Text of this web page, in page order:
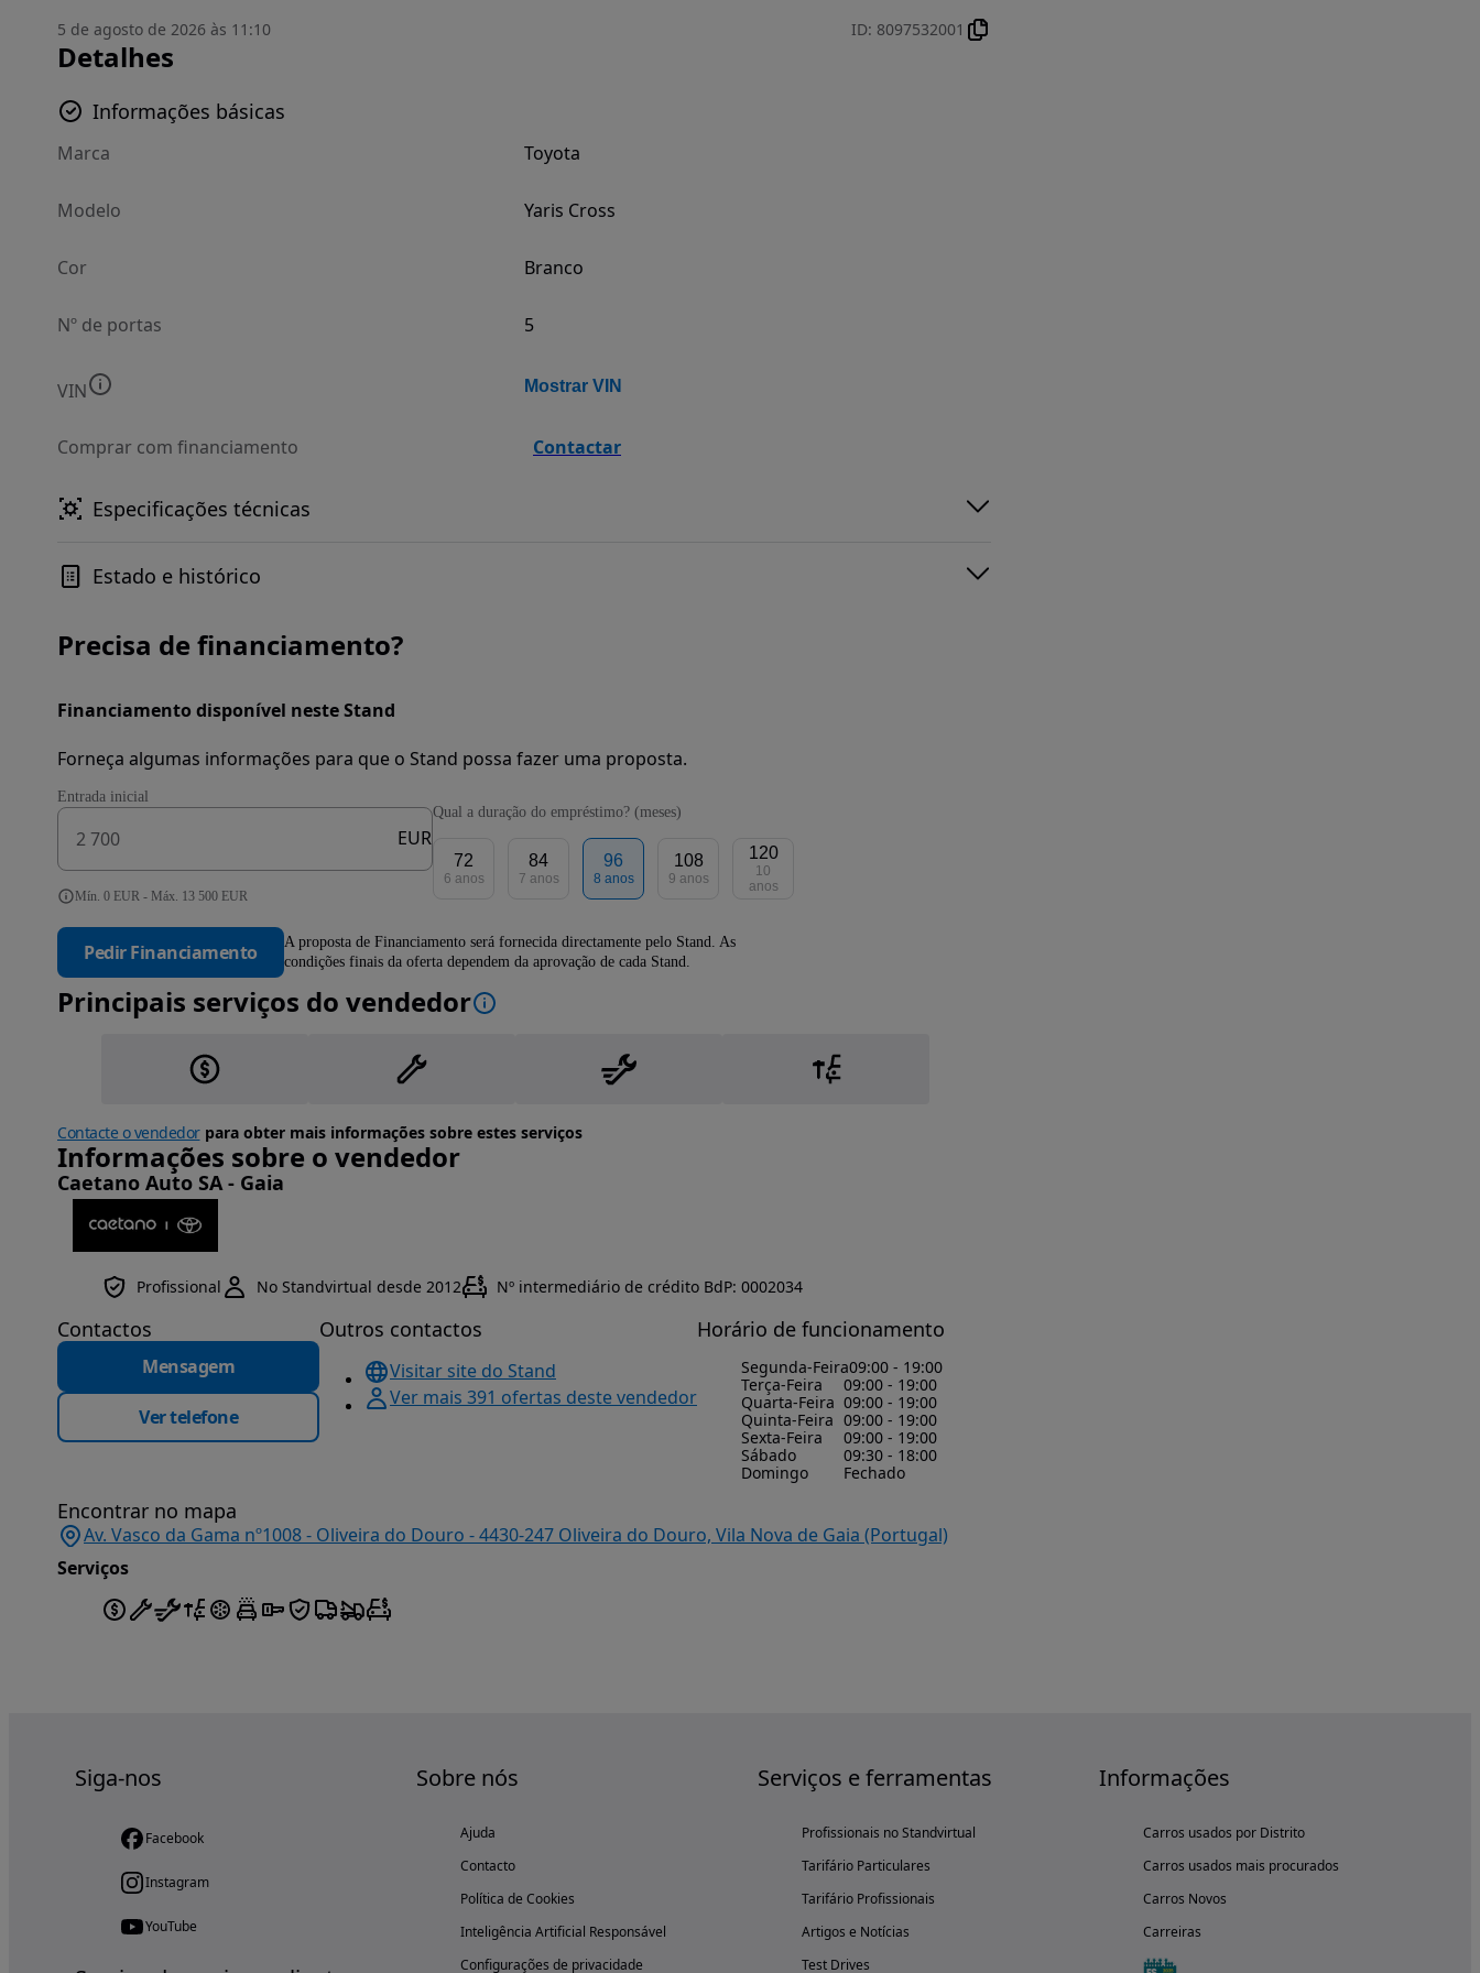
5 de agosto de 2026 às 11:10 ID: 8097532001
Detalhes
Informações básicas
Marca Toyota
Modelo Yaris Cross
Cor Branco
Nº de portas 5
VIN Mostrar VIN
Comprar com financiamento Contactar
Especificações técnicas
Estado e histórico
Precisa de financiamento?
Financiamento disponível neste Stand
Forneça algumas informações para que o Stand possa fazer uma proposta.
Entrada inicial
EUR
Mín. 0 EUR - Máx. 13 500 EUR
Qual a duração do empréstimo? (meses)
72
6 anos
84
7 anos
96
8 anos
108
9 anos
120
10
anos
Pedir Financiamento
A proposta de Financiamento será fornecida directamente pelo Stand. As
condições finais da oferta dependem da aprovação de cada Stand.
Principais serviços do vendedor
Contacte o vendedorpara obter mais informações sobre estes serviços
Informações sobre o vendedor
Caetano Auto SA - Gaia
Profissional No Standvirtual desde 2012 Nº intermediário de crédito BdP: 0002034
Contactos
Mensagem
Ver telefone
Outros contactos
Visitar site do Stand
Ver mais 391 ofertas deste vendedor
Horário de funcionamento
Segunda-Feira09:00 - 19:00
Terça-Feira
09:00 - 19:00
Quarta-Feira 09:00 - 19:00
Quinta-Feira 09:00 - 19:00
Sexta-Feira
09:00 - 19:00
Sábado
09:30 - 18:00
Domingo
Fechado
Encontrar no mapa
Av. Vasco da Gama nº1008 - Oliveira do Douro - 4430-247 Oliveira do Douro, Vila Nova de Gaia (Portugal)
Serviços
Siga-nos
Facebook
Instagram
YouTube
Sobre nós
Ajuda
Contacto
Política de Cookies
Inteligência Artificial Responsável
Configurações de privacidade
Serviços e ferramentas
Profissionais no Standvirtual
Tarifário Particulares
Tarifário Profissionais
Artigos e Notícias
Test Drives
Informações
Carros usados por Distrito
Carros usados mais procurados
Carros Novos
Carreiras